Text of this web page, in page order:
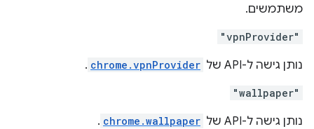
משתמשים.
"vpnProvider"
נותן גישה ל-API של chrome.vpnProvider
.
"wallpaper"
נותן גישה ל-API של chrome.wallpaper
.